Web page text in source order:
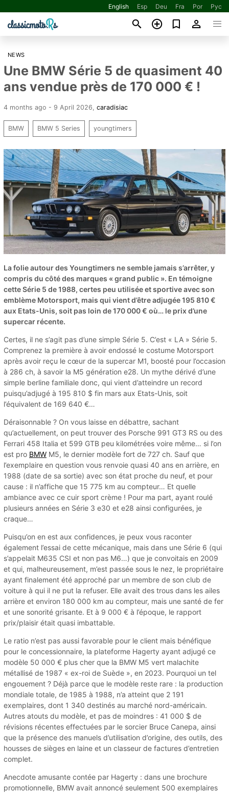
English Esp Deu Fra Por Рус
NEWS
Une BMW Série 5 de quasiment 40
ans vendue près de 170 000 € !
4 months ago - 9 April 2026 caradisiac
BMW BMW 5 Series youngtimers
La folie autour des Youngtimers ne semble jamais s’arrêter, y
compris du côté des marques « grand public ». En témoigne
cette Série 5 de 1988, certes peu utilisée et sportive avec son
emblème Motorsport, mais qui vient d’être adjugée 195 810 €
aux Etats-Unis, soit pas loin de 170 000 € où… le prix d’une
supercar récente.
Certes, il ne s’agit pas d’une simple Série 5. C’est « LA » Série 5.
Comprenez la première à avoir endossé le costume Motorsport
après avoir reçu le cœur de la supercar M1, boosté pour l’occasion
à 286 ch, à savoir la M5 génération e28. Un mythe dérivé d’une
simple berline familiale donc, qui vient d’atteindre un record
puisqu’adjugé à 195 810 $ fin mars aux Etats-Unis, soit
l’équivalent de 169 640 €…
Déraisonnable ? On vous laisse en débattre, sachant
qu’actuellement, on peut trouver des Porsche 991 GT3 RS ou des
Ferrari 458 Italia et 599 GTB peu kilométrées voire même… si l’on
est pro BMW M5, le dernier modèle fort de 727 ch. Sauf que
l’exemplaire en question vous renvoie quasi 40 ans en arrière, en
1988 (date de sa sortie) avec son état proche du neuf, et pour
cause : il n’affiche que 15 775 km au compteur… Et quelle
ambiance avec ce cuir sport crème ! Pour ma part, ayant roulé
plusieurs années en Série 3 e30 et e28 ainsi configurées, je
craque…
Puisqu’on en est aux confidences, je peux vous raconter
également l’essai de cette mécanique, mais dans une Série 6 (qui
s’appelait M635 CSI et non pas M6…) que je convoitais en 2009
et qui, malheureusement, m’est passée sous le nez, le propriétaire
ayant finalement été approché par un membre de son club de
voiture à qui il ne put la refuser. Elle avait des trous dans les ailes
arrière et environ 180 000 km au compteur, mais une santé de fer
et une sonorité grisante. Et à 9 000 € à l’époque, le rapport
prix/plaisir était quasi imbattable.
Le ratio n’est pas aussi favorable pour le client mais bénéfique
pour le concessionnaire, la plateforme Hagerty ayant adjugé ce
modèle 50 000 € plus cher que la BMW M5 vert malachite
métallisé de 1987 « ex-roi de Suède », en 2023. Pourquoi un tel
engouement ? Déjà parce que le modèle reste rare : la production
mondiale totale, de 1985 à 1988, n’a atteint que 2 191
exemplaires, dont 1 340 destinés au marché nord-américain.
Autres atouts du modèle, et pas de moindres : 41 000 $ de
révisions récentes effectuées par le sorcier Bruce Canepa, ainsi
que la présence des manuels d’utilisation d’origine, des outils, des
housses de sièges en laine et un classeur de factures d’entretien
complet.
Anecdote amusante contée par Hagerty : dans une brochure
promotionnelle, BMW avait annoncé seulement 500 exemplaires